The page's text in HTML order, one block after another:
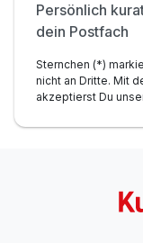
Nutzung Hallenbad
Teilnahme am
Morgen (nach
freie W-LAN
Infomaterial über
Ausflugsziele
Persönlich
dein Postfach
Sternchen (*)
nicht an Dritte. Mit
akzeptierst Du